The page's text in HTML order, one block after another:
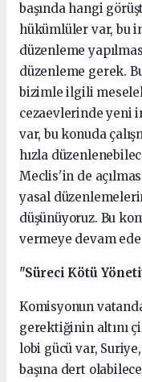
başında hangi
hükümlüler var, bu
düzenleme
düzenleme gerek.
bizimle ilgili
cezaevlerinde yeni
var, bu konuda
hızla
Meclis'in de
yasal
düşünüyoruz. Bu
vermeye devam
"Süreci Kötü
Komisyonun
gerektiğinin altını
lobi gücü var,
başına dert